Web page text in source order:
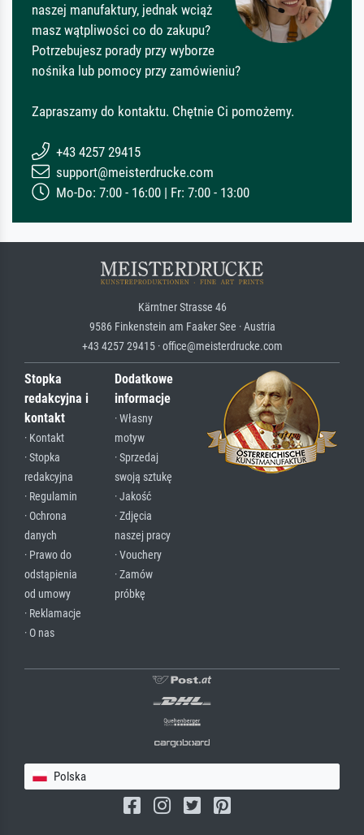
naszej manufaktury, jednak wciąż
masz wątpliwości co do zakupu?
Potrzebujesz porady przy wyborze
nośnika lub pomocy przy zamówieniu?
Zapraszamy do kontaktu. Chętnie Ci pomożemy.
+43 4257 29415
support@meisterdrucke.com
Mo-Do: 7:00 - 16:00 | Fr: 7:00 - 13:00
Kärntner Strasse 46
9586 Finkenstein am Faaker See · Austria
+43 4257 29415 · office@meisterdrucke.com
Stopka
redakcyjna i
kontakt
· Kontakt
· Stopka
redakcyjna
· Regulamin
· Ochrona
danych
· Prawo do
odstąpienia
od umowy
· Reklamacje
· O nas
Dodatkowe
informacje
· Własny
motyw
· Sprzedaj
swoją sztukę
· Jakość
· Zdjęcia
naszej pracy
· Vouchery
· Zamów
próbkę
Polska